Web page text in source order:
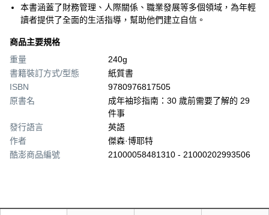
本書涵蓋了財務管理、人際關係、職業發展等多個領域，為年輕
讀者提供了全面的生活指導，幫助他們建立自信。
商品主要規格
重量
240g
書籍裝訂方式/型態
紙質書
ISBN
9780976817505
原書名
成年袖珍指南：30 歲前需要了解的 29
件事
發行語言
英語
作者
傑森·博耶特
酷澎商品編號
21000058481310 - 21000202993506